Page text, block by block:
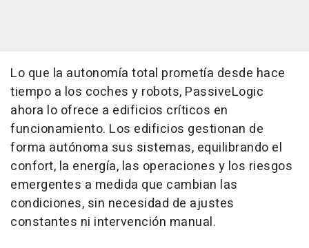
Lo que la autonomía total prometía desde hace
tiempo a los coches y robots, PassiveLogic
ahora lo ofrece a edificios críticos en
funcionamiento. Los edificios gestionan de
forma autónoma sus sistemas, equilibrando el
confort, la energía, las operaciones y los riesgos
emergentes a medida que cambian las
condiciones, sin necesidad de ajustes
constantes ni intervención manual.